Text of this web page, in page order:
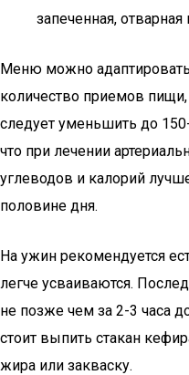
запеченная,
Меню можно
количество приемов
следует уменьшить до
что при лечении
углеводов и калорий
половине дня.
На ужин рекомендуется
легче усваиваются.
не позже чем за 2-3 часа
стоит выпить стакан
жира или закваску.